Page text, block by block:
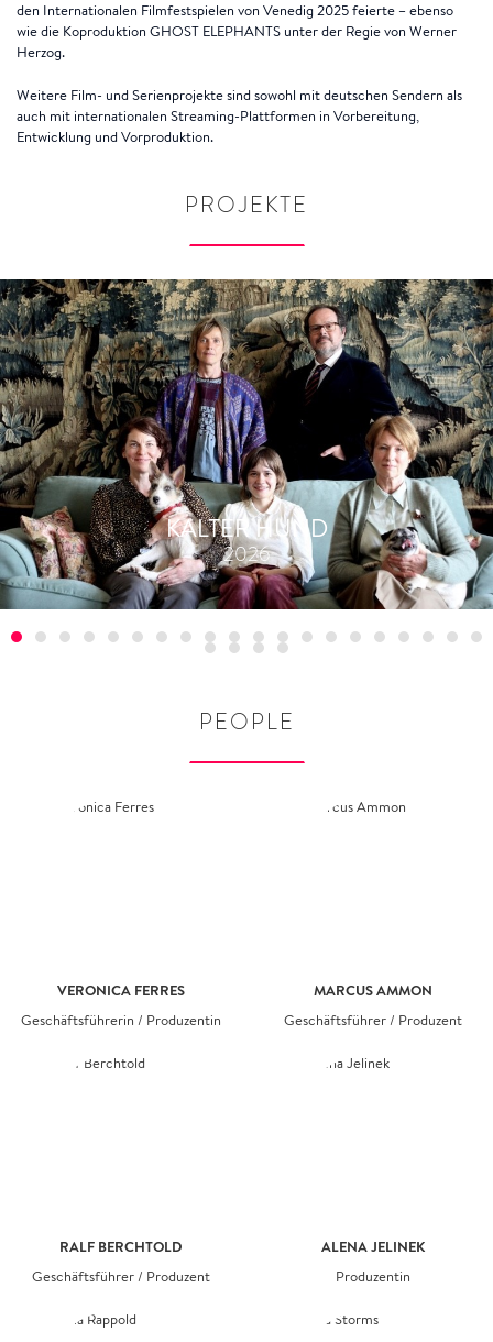
den Internationalen Filmfestspielen von Venedig 2025 feierte – ebenso
wie die Koproduktion GHOST ELEPHANTS unter der Regie von Werner
Herzog.
Weitere Film- und Serienprojekte sind sowohl mit deutschen Sendern als
auch mit internationalen Streaming-Plattformen in Vorbereitung,
Entwicklung und Vorproduktion.
PROJEKTE
KALTER HUND
2026
PEOPLE
VERONICA FERRES
Geschäftsführerin / Produzentin
MARCUS AMMON
Geschäftsführer / Produzent
RALF BERCHTOLD
Geschäftsführer / Produzent
ALENA JELINEK
Produzentin